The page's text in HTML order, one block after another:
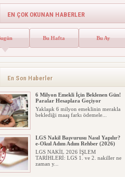
EN ÇOK OKUNAN HABERLER
Bu Hafta Bu Ay
En Son Haberler
Sahipleri Dikkat
Emlak vergisinde gelecek yıl için esas
6 Milyon Emekli İçin Beklenen Gün!
Paralar Hesaplara Geçiyor
Yaklaşık 6 milyon emeklinin merakla
beklediği maaş farkı ödemele...
LGS Nakil Başvurusu Nasıl Yapılır?
e-Okul Adım Adım Rehber (2026)
LGS NAKİL 2026 İŞLEM
TARİHLERİ: LGS 1. ve 2. nakiller ne
zaman y...